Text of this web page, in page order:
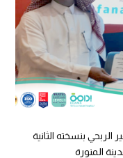
بنسخته الثانية
المنورة